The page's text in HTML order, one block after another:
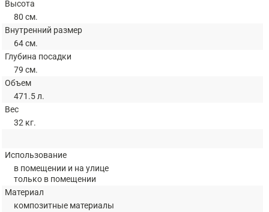
Высота
80 см.
Внутренний размер
64 см.
Глубина посадки
79 см.
Объем
471.5 л.
Вес
32 кг.
Использование
в помещении и на улице
только в помещении
Материал
композитные материалы